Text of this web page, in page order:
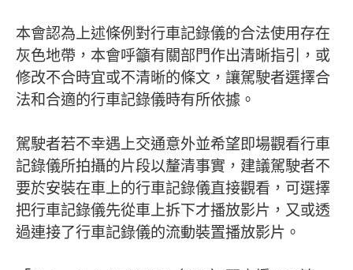
本會認為上述條例對行車記錄儀的合法使用存在
灰色地帶，本會呼籲有關部門作出清晰指引，或
修改不合時宜或不清晰的條文，讓駕駛者選擇合
法和合適的行車記錄儀時有所依據。
駕駛者若不幸遇上交通意外並希望即場觀看行車
記錄儀所拍攝的片段以釐清事實，建議駕駛者不
要於安裝在車上的行車記錄儀直接觀看，可選擇
把行車記錄儀先從車上拆下才播放影片，又或透
過連接了行車記錄儀的流動裝置播放影片。